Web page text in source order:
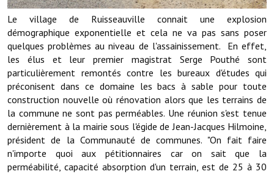
Actions et projets
Projets et travaux en cours
Procès verbaux des conseils municipaux
Communication
Le bulletin municipal : Fressinfo & Le Fressinois
Toutes les publications
Le village dans l'intercommunalité
Le village de Ruisseauville connait une explosion
démographique exponentielle et cela ne va pas sans poser
quelques problèmes au niveau de l'assainissement. En effet,
les élus et leur premier magistrat Serge Pouthé sont
particulièrement remontés contre les bureaux d'études qui
préconisent dans ce domaine les bacs à sable pour toute
construction nouvelle où rénovation alors que les terrains de
la commune ne sont pas perméables. Une réunion s'est tenue
dernièrement à la mairie sous l'égide de Jean-Jacques Hilmoine,
président de la Communauté de communes. "On fait faire
n'importe quoi aux pétitionnaires car on sait que la
perméabilité, capacité absorption d'un terrain, est de 25 à 30